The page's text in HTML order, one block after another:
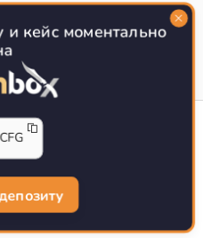
2
О проекте
кейс моментально